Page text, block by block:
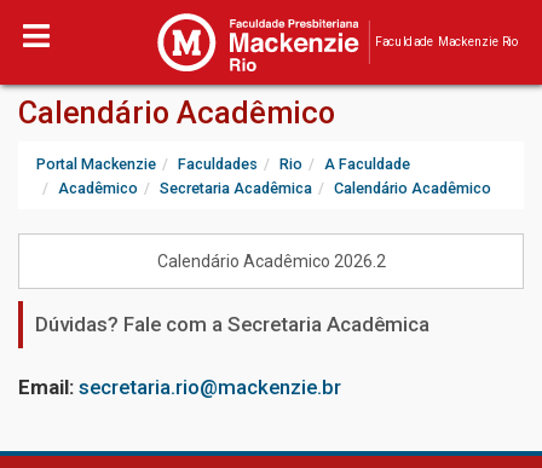
Faculdade Mackenzie Rio
Calendário Acadêmico
Portal Mackenzie Faculdades Rio
A Faculdade
Acadêmico
Secretaria Acadêmica Calendário Acadêmico
Calendário Acadêmico 2026.2
Dúvidas? Fale com a Secretaria Acadêmica
Email: secretaria.rio@mackenzie.br